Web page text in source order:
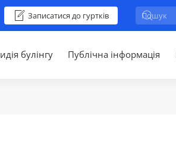
Записатися до гуртків
булінгу Публічна інформація